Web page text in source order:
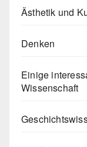
Ästhetik und
Denken
Einige
Wissenschaft